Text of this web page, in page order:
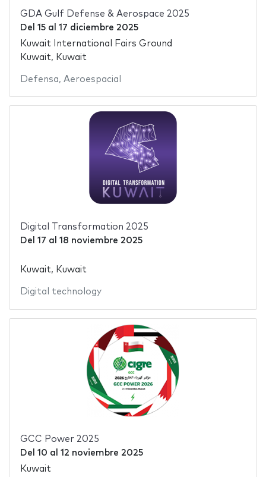
GDA Gulf Defense & Aerospace 2025
Del 15al 17 diciembre 2025
Kuwait International Fairs Ground
Kuwait, Kuwait
Defensa, Aeroespacial
Digital Transformation 2025
Del 17 al 18 noviembre 2025
Kuwait, Kuwait
Digital technology
GCC Power 2025
Del 10 al 12 noviembre 2025
Kuwait